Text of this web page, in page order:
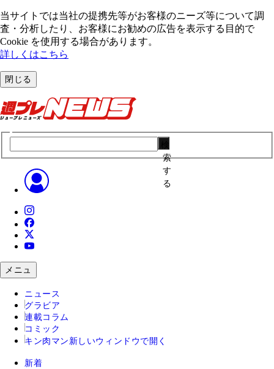
当サイトでは当社の提携先等がお客様のニーズ等について調
査・分析したり、お客様にお勧めの広告を表⽰する⽬的で
Cookie を使⽤する場合があります。
詳しくはこちら
閉じる
索
す
る
メニュ
ニュース
グラビア
連載コラム
コミック
キン肉マン 新しいウィンドウで開く
新着